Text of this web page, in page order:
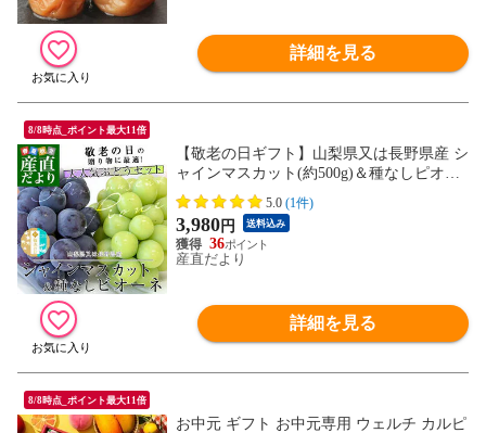
詳細を見る
8/8時点_ポイント最大11倍
【敬老の日ギフト】山梨県又は長野県産 シ
ャインマスカット(約500g)＆種なしピオー
ネ(約450g) 極上・秀品 各1房入り 合計950g
以上 送料無料 ブドウ ぶどう 葡萄 メッセ
ージカード付き クール便
5.0 (1件)
3,980円 送料込み
36
産直だより
詳細を見る
8/8時点_ポイント最大11倍
お中元 ギフト お中元専用 ウェルチ カルピ